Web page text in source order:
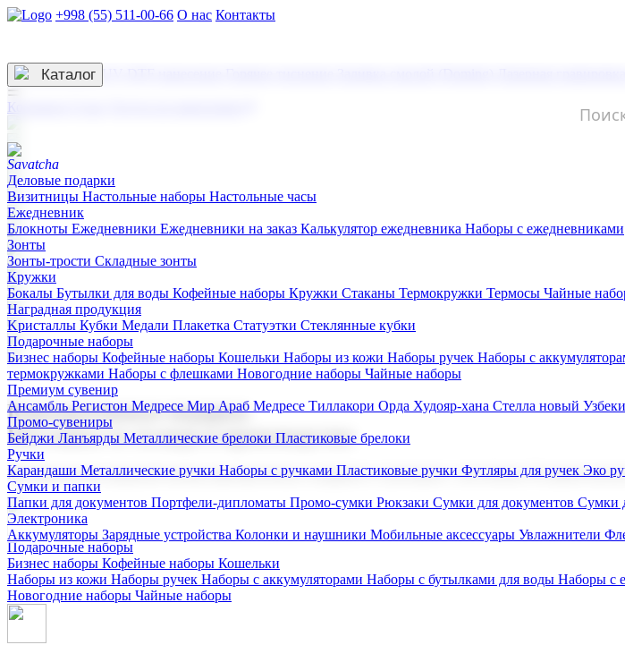
+998 (55) 511-00-66 О нас Контакты
3D гравировка
☰
Контакты
Каталог
Деловые подарки
Визитницы Настольные наборы Настольные часы
Ежедневник
Блокноты Ежедневники Ежедневники на заказ Калькулятор ежедневника Наборы с ежедневниками
Зонты
Зонты-трости Складные зонты
Кружки
Бокалы Бутылки для воды Кофейные наборы Кружки Стаканы Термокружки Термосы Чайные
Наградная продукция
Kристаллы Кубки Медали Плакетка Статуэтки Стеклянные кубки
Подарочные наборы
Бизнес наборы Кофейные наборы Кошельки Наборы из кожи Наборы ручек Наборы с
термокружками Наборы с флешками Новогодние наборы Чайные наборы
Премиум сувенир
Ансамбль Регистон Медресе Мир Араб Медресе Тиллакори Орда Худояр-хана Стелла новый
Промо-сувениры
Бейджи Ланъярды Металлические брелоки Пластиковые брелоки
Ручки
Карандаши Металлические ручки Наборы с ручками Пластиковые ручки Футляры для ручек Эко
Сумки и папки
Папки для документов Портфели-дипломаты Промо-сумки Рюкзаки Сумки для документов Сумки
Электроника
Аккумуляторы Зарядные устройства Колонки и наушники Мобильные аксессуары Увлажнители
Корпоративные подарки
Поставка со склада и производство
Мы предлагаем широкий выбор корпоративных подарков и сувениров с логотипом. В нашем
Подарочные наборы
Бизнес наборы Кофейные наборы Кошельки
Наборы из кожи Наборы ручек Наборы с аккумуляторами Наборы с бутылками для воды Наборы с
Новогодние наборы Чайные наборы